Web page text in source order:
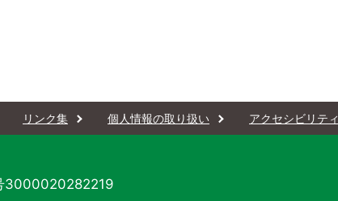
リンク集 個人情報の取り扱い アクセシビリティ
3000020282219